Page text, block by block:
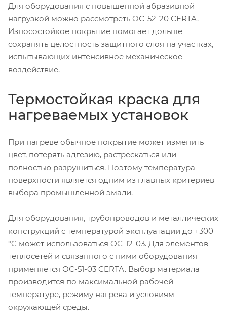
Для оборудования с повышенной абразивной
нагрузкой можно рассмотреть ОС-52-20 CERTA.
Износостойкое покрытие помогает дольше
сохранять целостность защитного слоя на участках,
испытывающих интенсивное механическое
воздействие.
Термостойкая краска для
нагреваемых установок
При нагреве обычное покрытие может изменить
цвет, потерять адгезию, растрескаться или
полностью разрушиться. Поэтому температура
поверхности является одним из главных критериев
выбора промышленной эмали.
Для оборудования, трубопроводов и металлических
конструкций с температурой эксплуатации до +300
°C может использоваться ОС-12-03. Для элементов
теплосетей и связанного с ними оборудования
применяется ОС-51-03 CERTA. Выбор материала
производится по максимальной рабочей
температуре, режиму нагрева и условиям
окружающей среды.